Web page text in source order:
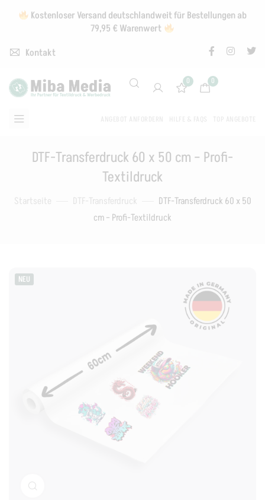
Kontakt
Kostenloser Versand deutschlandweit für Bestellungen ab
79,95 € Warenwert
0 0
DTF-Transferdruck 60 x 50 cm – Profi-
Textildruck
Startseite DTF-Transferdruck
DTF-Transferdruck 60 x 50
cm – Profi-Textildruck
NEU